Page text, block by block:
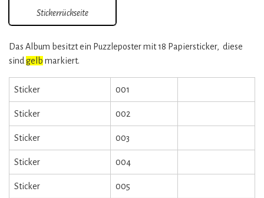
Stickerrückseite
Das Album besitzt ein Puzzleposter mit 18 Papiersticker, diese
sind gelb markiert.
Sticker 001
Sticker 002
Sticker 003
Sticker 004
Sticker 005